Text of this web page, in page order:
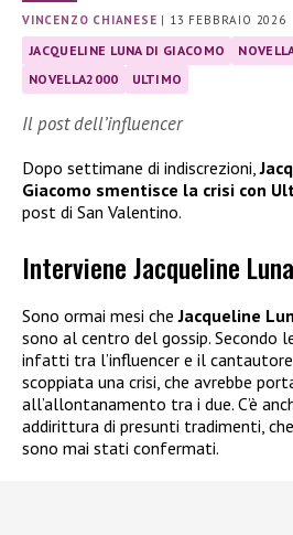
VINCENZO CHIANESE | 13 FEBBRAIO 2026
JACQUELINE LUNA DI GIACOMO
NOVELLA2000
ULTIMO
Il post dell’influencer
Dopo settimane di indiscrezioni,
Giacomo smentisce la crisi con
post di San Valentino.
Interviene Jacqueline
Sono ormai mesi cheJacqueline
sono al centro del gossip. Secondo
infatti tra l’influencer e il
scoppiata una crisi, che avrebbe
all’allontanamento tra i due. C’è
addirittura di presunti tradimenti,
sono mai stati confermati.